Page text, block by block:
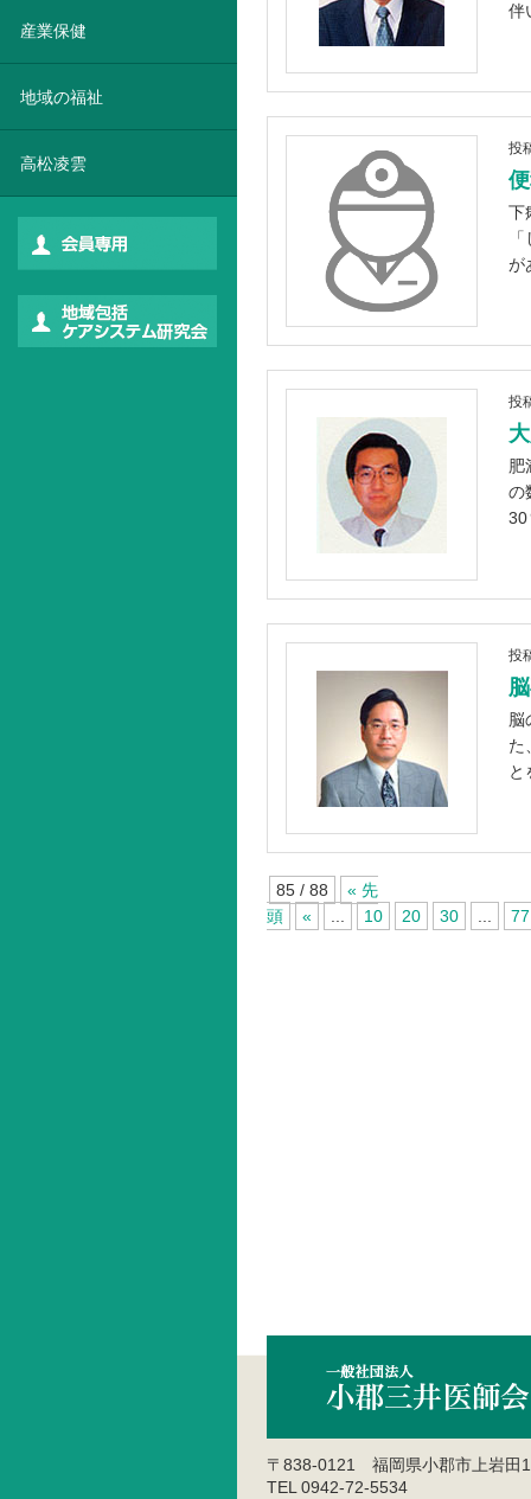
伴
投
下
が
投
肥
の
30
投
脳
た
と
85 / 88
« 先
頭
« 10 20 30 77
産業保健
地域の福祉
高松凌雲
〒838-0121 福岡県小郡市上岩田
TEL 0942-72-5534